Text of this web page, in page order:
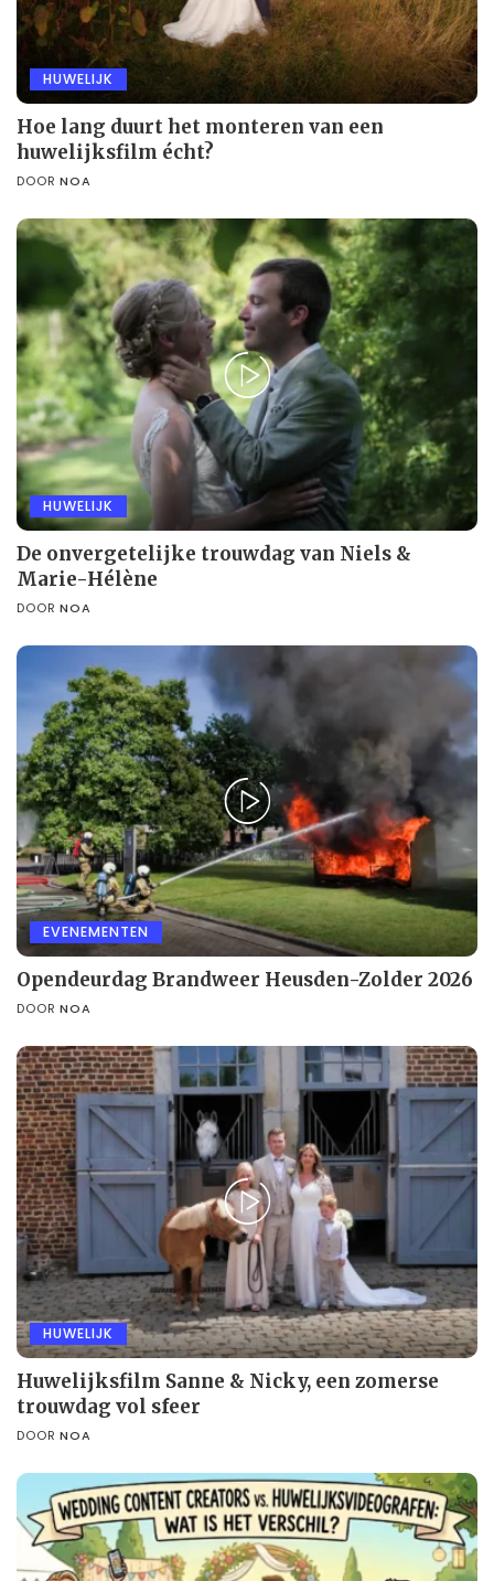
HUWELIJK
Hoe lang duurt het monteren van een
huwelijksfilm écht?
DOOR NOA
HUWELIJK
De onvergetelijke trouwdag van Niels &
Marie-Hélène
DOOR NOA
EVENEMENTEN
Opendeurdag Brandweer Heusden-Zolder 2026
DOOR NOA
HUWELIJK
Huwelijksfilm Sanne & Nicky, een zomerse
trouwdag vol sfeer
DOOR NOA